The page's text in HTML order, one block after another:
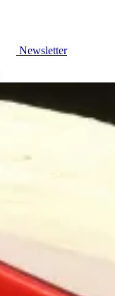
Newsletter